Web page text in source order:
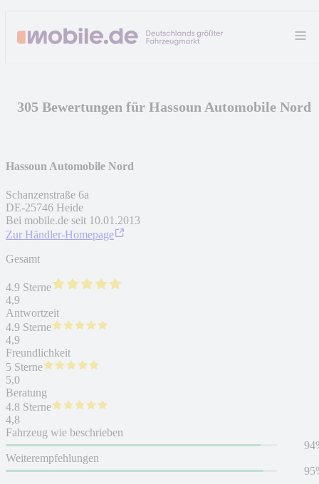
305 Bewertungen für Hassoun Automobile Nord
Hassoun Automobile Nord
Schanzenstraße 6a
DE-25746 Heide
Bei mobile.de seit 10.01.2013
Zur Händler-Homepage
Gesamt
4.9 Sterne
4,9
Antwortzeit
4.9 Sterne
4,9
Freundlichkeit
5 Sterne
5,0
Beratung
4.8 Sterne
4,8
Fahrzeug wie beschrieben
Weiterempfehlungen